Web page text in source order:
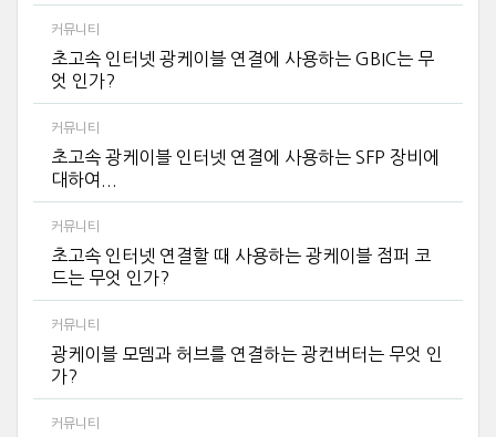
커뮤니티
초고속 인터넷 광케이블 연결에 사용하는 GBIC는 무
엇 인가?
커뮤니티
초고속 광케이블 인터넷 연결에 사용하는 SFP 장비에
대하여...
커뮤니티
초고속 인터넷 연결할 때 사용하는 광케이블 점퍼 코
드는 무엇 인가?
커뮤니티
광케이블 모뎀과 허브를 연결하는 광컨버터는 무엇 인
가?
커뮤니티